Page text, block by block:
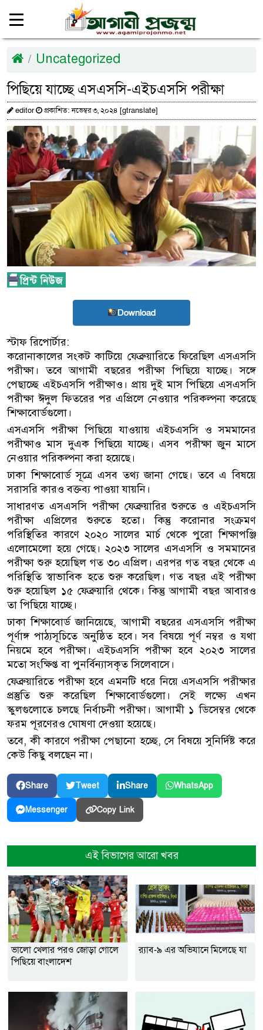
Uncategorized
পিছিয়ে যাচ্ছে এসএসসি-এইচএসসি পরীক্ষা
editor প্রকাশিত: নভেম্বর ৩, ২০২৪ [gtranslate]
Download
স্টাফ রিপোর্টার:
করোনাকালের সংকট কাটিয়ে ফেব্রুয়ারিতে ফিরেছিল এসএসসি
পরীক্ষা। তবে আগামী বছরের পরীক্ষা পিছিয়ে যাচ্ছে। সঙ্গে
পেছাচ্ছে এইচএসসি পরীক্ষাও। প্রায় দুই মাস পিছিয়ে এসএসসি
পরীক্ষা ঈদুল ফিতরের পর এপ্রিলে নেওয়ার পরিকল্পনা করেছে
শিক্ষাবোর্ডগুলো।
এসএসসি পরীক্ষা পিছিয়ে যাওয়ায় এইচএসসি ও সমমানের
পরীক্ষাও মাস দুএক পিছিয়ে যাচ্ছে। এসব পরীক্ষা জুন মাসে
নেওয়ার পরিকল্পনা করা হয়েছে।
ঢাকা শিক্ষাবোর্ড সূত্রে এসব তথ্য জানা গেছে। তবে এ বিষয়ে
সরাসরি কারও বক্তব্য পাওয়া যায়নি।
সাধারণত এসএসসি পরীক্ষা ফেব্রুয়ারির শুরুতে ও এইচএসসি
পরীক্ষা এপ্রিলের শুরুতে হতো। কিন্তু করোনার সংক্রমণ
পরিস্থিতির কারণে ২০২০ সালের মার্চ থেকে পুরো শিক্ষাপঞ্জি
এলোমেলো হয়ে গেছে। ২০২৩ সালের এসএসসি ও সমমানের
পরীক্ষা শুরু হয়েছিল গত ৩০ এপ্রিল। এরপর গত বছর থেকে এ
পরিস্থিতি স্বাভাবিক হতে শুরু করেছিল। গত বছর এই পরীক্ষা
শুরু হয়েছিল ১৫ ফেব্রুয়ারি থেকে। কিন্তু আগামী বছর আবারও
তা পিছিয়ে যাচ্ছে।
ঢাকা শিক্ষাবোর্ড জানিয়েছে, আগামী বছরের এসএসসি পরীক্ষা
পূর্ণাঙ্গ পাঠ্যসূচিতে অনুষ্ঠিত হবে। সব বিষয়ে পূর্ণ নম্বর ও যথা
নিয়মে হবে পরীক্ষা। এইচএসসি পরীক্ষা হবে ২০২৩ সালের
মতো সংক্ষিপ্ত বা পুনর্বিন্যাসকৃত সিলেবাসে।
ফেব্রুয়ারিতে পরীক্ষা হবে এমনটি ধরে নিয়ে এসএসসি পরীক্ষার
প্রস্তুতি শুরু করেছিল শিক্ষাবোর্ডগুলো। সেই লক্ষ্যে এখন
স্কুলগুলোতে চলছে নির্বাচনী পরীক্ষা। আগামী ১ ডিসেম্বর থেকে
ফরম পূরণেরও ঘোষণা দেওয়া হয়েছে।
তবে, কী কারণে পরীক্ষা পেছানো হচ্ছে, সে বিষয়ে সুনির্দিষ্ট করে
কেউ কিছু বলছেন না।
Share Tweet Share WhatsApp
Messenger Copy Link
এই বিভাগের আরো খবর
ভালো খেলার পরও জোড়া গোলে
পিছিয়ে বাংলাদেশ
র‌্যাব-৯ এর অভিযানে মিলেছে যা